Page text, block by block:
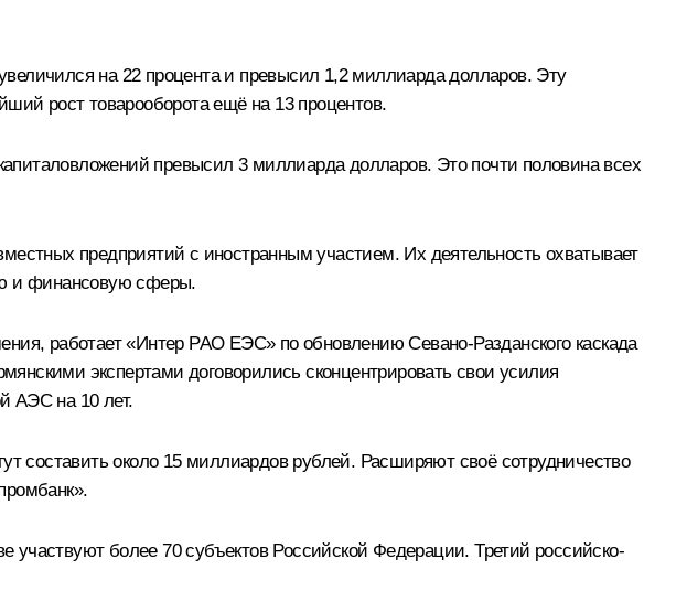
на 22 процента и превысил 1,2 миллиарда долларов. Эту
рост товарооборота ещё на 13 процентов.
превысил 3 миллиарда долларов. Это почти половина всех
предприятий с иностранным участием. Их деятельность охватывает
и финансовую сферы.
работает «Интер РАО ЕЭС» по обновлению Севано-Разданского каскада
экспертами договорились сконцентрировать свои усилия
АЭС на 10 лет.
составить около 15 миллиардов рублей. Расширяют своё сотрудничество
более 70 субъектов Российской Федерации. Третий российско-